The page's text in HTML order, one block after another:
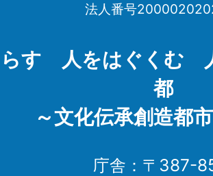
Chikuma
法人番号
らす 人をはぐくむ
都
～文化伝承創造都
庁舎：〒387-